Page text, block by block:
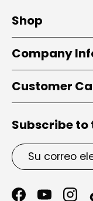
Shop
Company
Customer
Subscribe to
Correo